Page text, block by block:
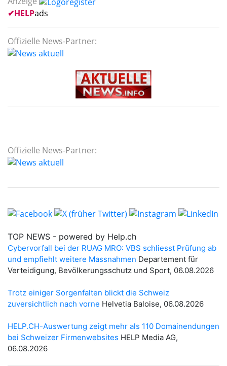
✔HELPads
Offizielle News-Partner:
Offizielle News-Partner: